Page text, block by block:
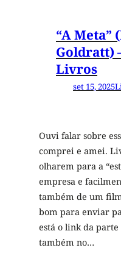
“A Meta”
Goldratt)
Livros
set 15, 2025
Ouvi falar sobre
comprei e amei.
olharem para a
empresa e
também de um
bom para enviar
está o link da parte
também no…